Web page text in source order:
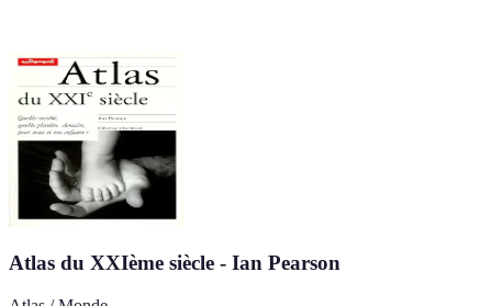
Atlas du XXIème siècle - Ian Pearson